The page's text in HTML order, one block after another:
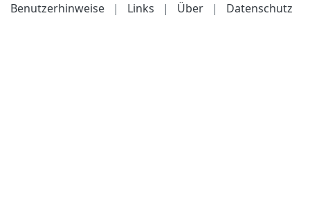
Benutzerhinweise
| Links | Über | Datenschutz